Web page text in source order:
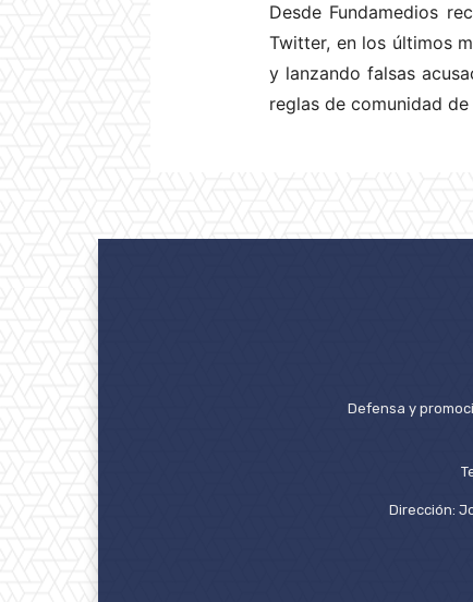
Desde Fundamedios
Twitter, en los últimos
y lanzando falsas
reglas de comunidad
Defensa y
Dirección: